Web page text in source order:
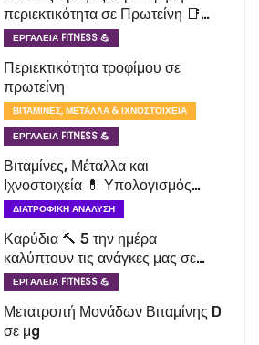
περιεκτικότητα σε Πρωτείνη 📑
Λίστα
ΕΡΓΑΛΕΊΑ FITNESS 💪
Περιεκτικότητα τροφίμου σε
πρωτείνη
ΒΙΤΑΜΊΝΕΣ, ΜΈΤΑΛΛΑ & ΙΧΝΟΣΤΟΙΧΕΊΑ
ΕΡΓΑΛΕΊΑ FITNESS 💪
Βιταμίνες, Μέταλλα και
Ιχνοστοιχεία 💊 Υπολογισμός
βάση ηλικίας και φύλου
ΔΙΑΤΡΟΦΙΚΉ ΑΝΆΛΥΣΗ
Καρύδια 🔨 5 την ημέρα
καλύπτουν τις ανάγκες μας σε
απαραίτητα λιπαρά οξέα
ΕΡΓΑΛΕΊΑ FITNESS 💪
Μετατροπή Μονάδων Βιταμίνης D
σε μg